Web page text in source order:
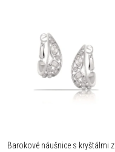
Barokové náušnice s kryštálmi z